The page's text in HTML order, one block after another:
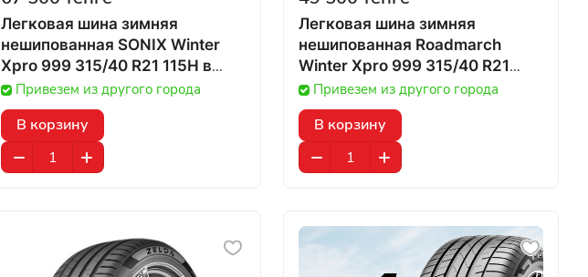
Легковая шина зимняя
нешипованная SONIX Winter
Xpro 999 315/40 R21 115H в
Казахстане
Привезем из другого города
В корзину
Легковая шина зимняя
нешипованная Roadmarch
Winter Xpro 999 315/40 R21
115H в Казахстане
Привезем из другого города
В корзину